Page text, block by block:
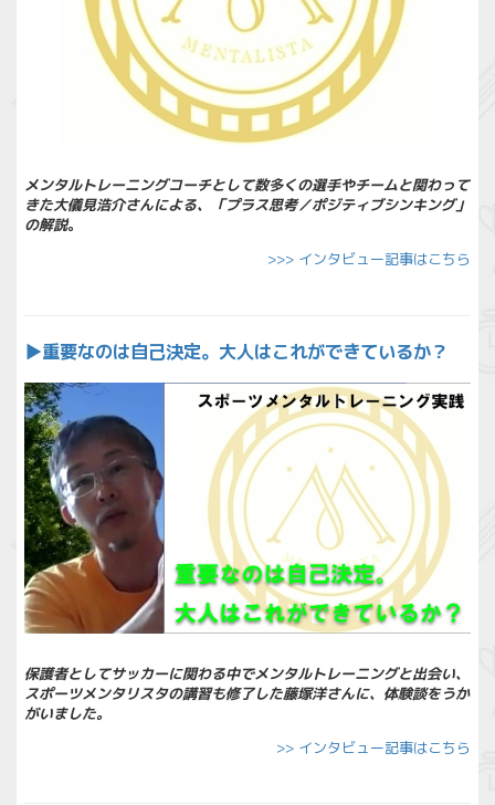
メンタルトレーニングコーチとして数多くの選手やチームと関わって
きた大儀見浩介さんによる、「プラス思考／ポジティブシンキング」
の解説。
>>> インタビュー記事はこちら
▶︎重要なのは自己決定。大人はこれができているか？
保護者としてサッカーに関わる中でメンタルトレーニングと出会い、
スポーツメンタリスタの講習も修了した藤塚洋さんに、体験談をうか
がいました。
>> インタビュー記事はこちら